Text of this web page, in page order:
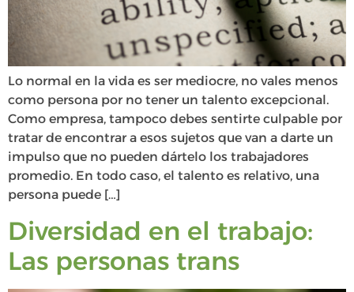
Lo normal en la vida es ser mediocre, no vales menos
como persona por no tener un talento excepcional.
Como empresa, tampoco debes sentirte culpable por
tratar de encontrar a esos sujetos que van a darte un
impulso que no pueden dártelo los trabajadores
promedio. En todo caso, el talento es relativo, una
persona puede […]
Diversidad en el trabajo:
Las personas trans